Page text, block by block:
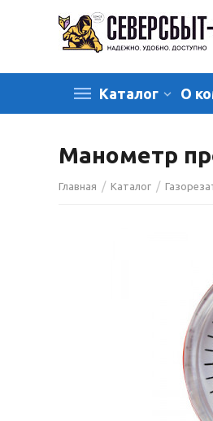
Каталог О
Манометр
Главная / Каталог /